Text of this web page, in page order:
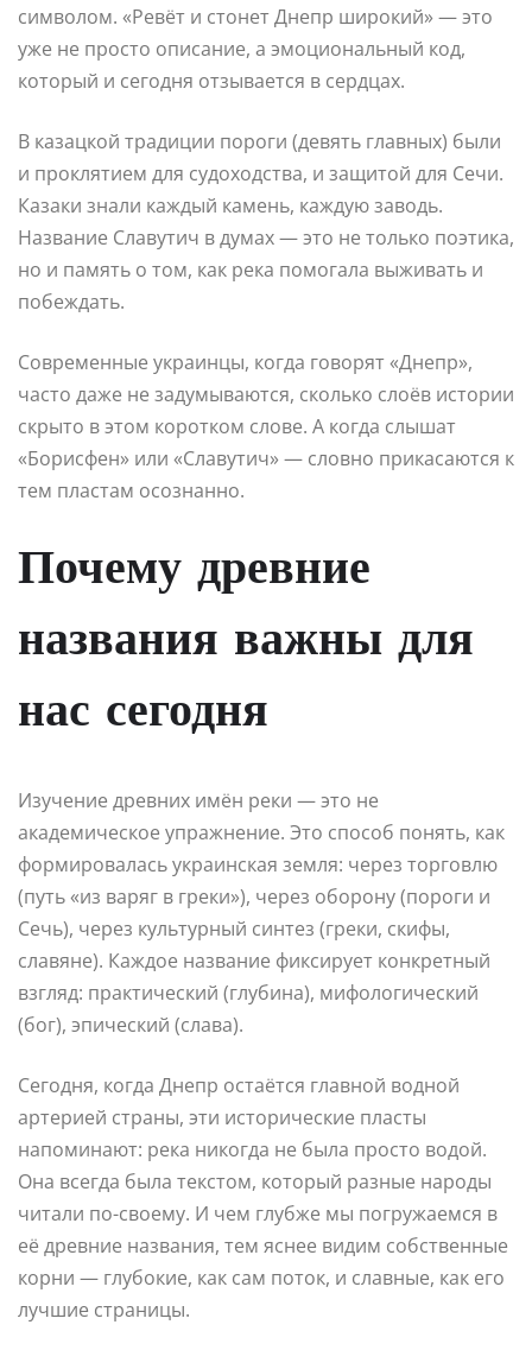
символом. «Ревёт и стонет Днепр широкий» — это
уже не просто описание, а эмоциональный код,
который и сегодня отзывается в сердцах.
В казацкой традиции пороги (девять главных) были
и проклятием для судоходства, и защитой для Сечи.
Казаки знали каждый камень, каждую заводь.
Название Славутич в думах — это не только поэтика,
но и память о том, как река помогала выживать и
побеждать.
Современные украинцы, когда говорят «Днепр»,
часто даже не задумываются, сколько слоёв истории
скрыто в этом коротком слове. А когда слышат
«Борисфен» или «Славутич» — словно прикасаются к
тем пластам осознанно.
Почему древние
названия важны для
нас сегодня
Изучение древних имён реки — это не
академическое упражнение. Это способ понять, как
формировалась украинская земля: через торговлю
(путь «из варяг в греки»), через оборону (пороги и
Сечь), через культурный синтез (греки, скифы,
славяне). Каждое название фиксирует конкретный
взгляд: практический (глубина), мифологический
(бог), эпический (слава).
Сегодня, когда Днепр остаётся главной водной
артерией страны, эти исторические пласты
напоминают: река никогда не была просто водой.
Она всегда была текстом, который разные народы
читали по-своему. И чем глубже мы погружаемся в
её древние названия, тем яснее видим собственные
корни — глубокие, как сам поток, и славные, как его
лучшие страницы.